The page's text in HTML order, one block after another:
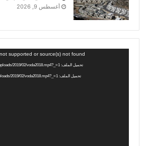
أغسطس 9, 2026
supported or source(s) not found
تحميل الملف: https://7areer.com/wp-content/uploads/2019/02/voda2018.mp4?_=1
تحميل الملف: http://7areer.com/wp-content/uploads/2019/02/voda2018.mp4?_=1